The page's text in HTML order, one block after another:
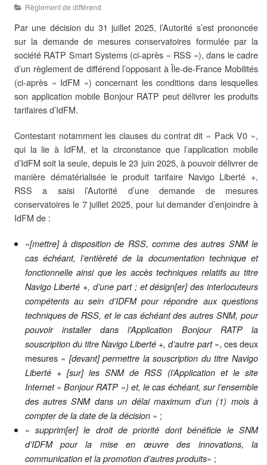
Règlement de différend
Par une décision du 31 juillet 2025, l’Autorité s’est prononcée
sur la demande de mesures conservatoires formulée par la
société RATP Smart Systems (ci-après « RSS »), dans le cadre
d’un règlement de différend l’opposant à Île-de-France Mobilités
(ci-après « IdFM ») concernant les conditions dans lesquelles
son application mobile Bonjour RATP peut délivrer les produits
tarifaires d’IdFM.
Contestant notamment les clauses du contrat dit « Pack V0 »,
qui la lie à IdFM, et la circonstance que l’application mobile
d’IdFM soit la seule, depuis le 23 juin 2025, à pouvoir délivrer de
manière dématérialisée le produit tarifaire Navigo Liberté +,
RSS a saisi l’Autorité d’une demande de mesures
conservatoires le 7 juillet 2025, pour lui demander d’enjoindre à
IdFM de :
«[mettre] à disposition de RSS, comme des autres SNM le
cas échéant, l’entièreté de la documentation technique et
fonctionnelle ainsi que les accès techniques relatifs au titre
Navigo Liberté +, d’une part ; et désign[er] des interlocuteurs
compétents au sein d’IDFM pour répondre aux questions
techniques de RSS, et le cas échéant des autres SNM, pour
pouvoir installer dans l’Application Bonjour RATP la
souscription du titre Navigo Liberté +, d’autre part », ces deux
mesures « [devant] permettre la souscription du titre Navigo
Liberté + [sur] les SNM de RSS (l’Application et le site
Internet « Bonjour RATP ») et, le cas échéant, sur l’ensemble
des autres SNM dans un délai maximum d’un (1) mois à
compter de la date de la décision » ;
« supprim[er] le droit de priorité dont bénéficie le SNM
d’IDFM pour la mise en œuvre des innovations, la
communication et la promotion d’autres produits» ;